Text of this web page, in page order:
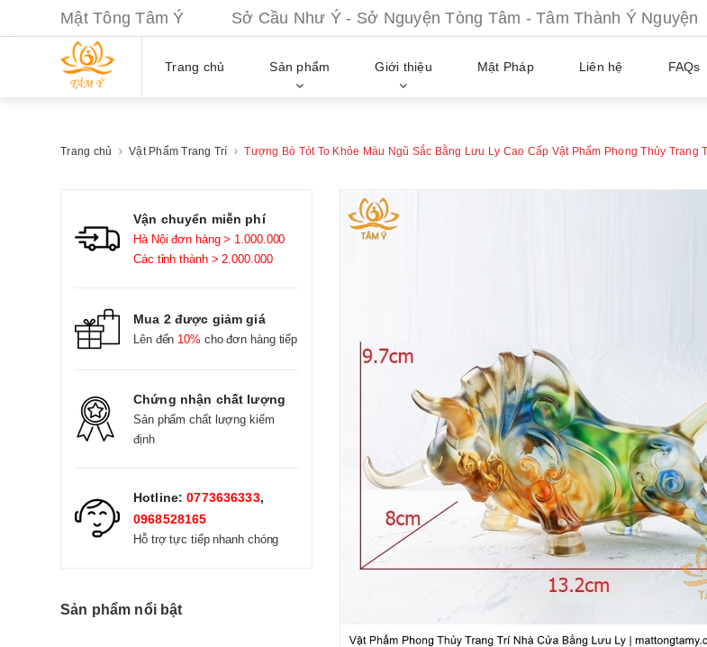
Mật Tông Tâm Ý Sở Cầu Như Ý - Sở Nguyện Tòng Tâm - Tâm Thành Ý Nguyện
Trang chủ Sản phẩm Giới thiệu Mật Pháp Liên hệ FAQs
Trang chủ Vật Phẩm Trang Trí Tượng Bò Tót To Khỏe Màu Ngũ Sắc Bằng Lưu Ly Cao Cấp Vật Phẩm Phong Thủy Trang
Vận chuyển miễn phí
Hà Nội đơn hàng > 1.000.000
Các tỉnh thành > 2.000.000
Mua 2 được giảm giá
Lên đến 10% cho đơn hàng tiếp
Chứng nhận chất lượng
Sản phẩm chất lượng kiểm
định
Hotline:0773636333,
0968528165
Hỗ trợ tực tiếp nhanh chóng
Sản phẩm nổi bật